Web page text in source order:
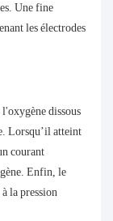
Une fine
les électrodes
dissous
Lorsqu’il atteint
courant
Enfin, le
la pression